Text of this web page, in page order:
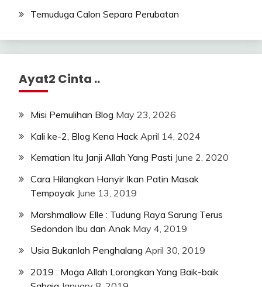
Temuduga Calon Separa Perubatan
Ayat2 Cinta ..
Misi Pemulihan Blog May 23, 2026
Kali ke-2, Blog Kena Hack April 14, 2024
Kematian Itu Janji Allah Yang Pasti June 2, 2020
Cara Hilangkan Hanyir Ikan Patin Masak
Tempoyak June 13, 2019
Marshmallow Elle : Tudung Raya Sarung Terus
Sedondon Ibu dan Anak May 4, 2019
Usia Bukanlah Penghalang April 30, 2019
2019 : Moga Allah Lorongkan Yang Baik-baik